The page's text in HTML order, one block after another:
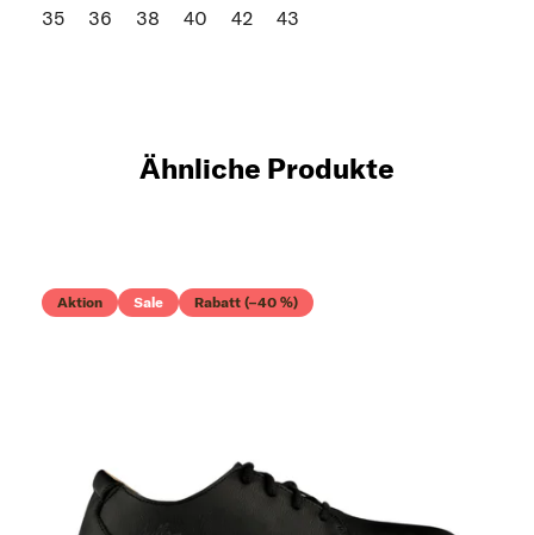
35 36 38 40 42 43
Ähnliche Produkte
Aktion Sale Rabatt (–40 %)